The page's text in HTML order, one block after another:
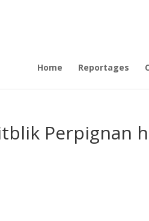
Home Reportages
Perpignan